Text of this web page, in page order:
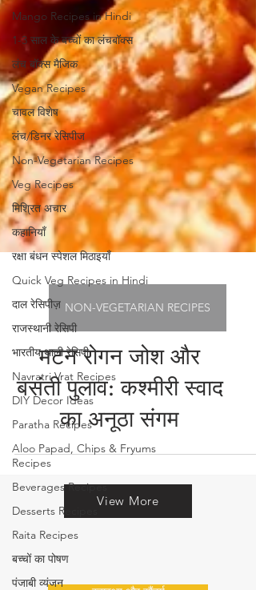
Mango Recipes in Hindi
1-3 साल के बच्चों का लंचबॉक्स
लंच बॉक्स मैजिक
Vegan Recipes
चावल विशेष
लंच/डिनर रेसिपीज
Non-Vegetarian Recipes
Veg Recipes
मिश्रित अचार
कहानियाँ
रक्षा बंधन स्पेशल मिठाइयाँ
Quick Veg Recipes in Hindi
दाल रेसिपीज़
राजस्थानी रेसिपी
भारतीय थाली रेसिपी
Navratri Vrat Recipes
DIY Decor Ideas
Paratha Recipes
Aloo Papad, Chips & Fryums
Recipes
Beverages Recipes
Desserts Recipes
Raita Recipes
बच्चों का पोषण
पंजाबी व्यंजन
NON-VEGETARIAN RECIPES
मटन रोगन जोश और
बसंती पुलाव: कश्मीरी स्वाद
का अनूठा संगम